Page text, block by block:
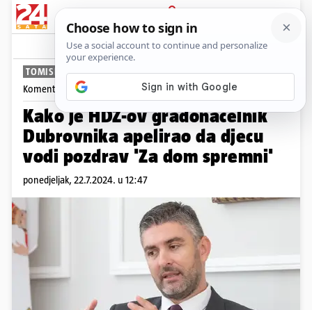
PRIJAVA
News Komentari
TOMISLAV KLAUŠKI
Komentira Tomislav Klauški
Kako je HDZ-ov gradonačelnik
Dubrovnika apelirao da djecu
vodi pozdrav 'Za dom spremni'
ponedjeljak, 22.7.2024. u 12:47